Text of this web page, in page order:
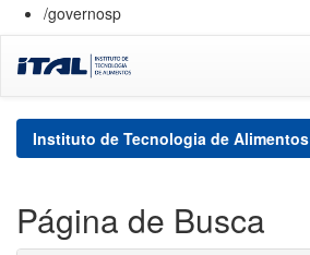
/governosp
navigation
Instituto de Tecnologia de Alimentos
Página de Busca